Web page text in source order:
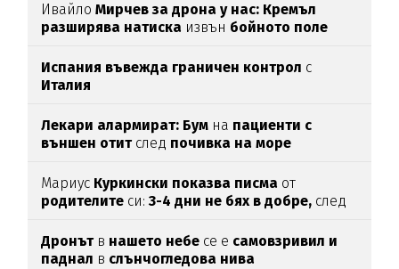
ИвайлоМирчев за дрона у нас: Кремъл
разширява натиска извън бойното поле
Испания въвежда граничен контрол с
Италия
Лекари алармират: Бум на пациенти с
външен отитслед почивка на море
Мариус Куркински показва писма от
родителите си:3-4 дни не бях в добре, след
Дронътв нашето небе се е самовзривил и
паднал в слънчогледова нива